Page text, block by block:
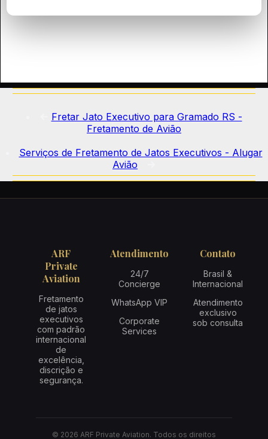
Fretar Jato Executivo para Gramado RS -
Fretamento de Avião
Serviços de Fretamento de Jatos Executivos - Alugar
Avião
ARF
Private
Aviation
Fretamento
de jatos
executivos
com padrão
internacional
de
excelência,
discrição e
segurança.
Atendimento
24/7
Concierge
WhatsApp VIP
Corporate
Services
Contato
Brasil &
Internacional
Atendimento
exclusivo
sob consulta
© 2026 ARF Private Aviation. Todos os direitos